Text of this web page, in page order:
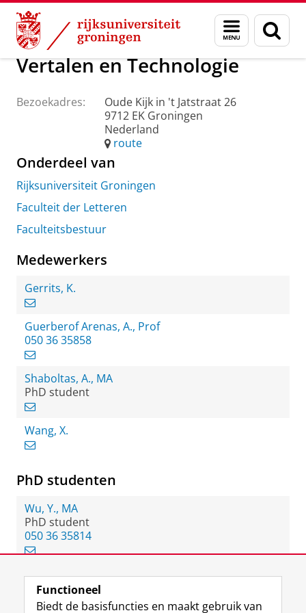
Skip
Content
Skip
Navigation
Menu
en
zoeken
Over ons Praktische zaken Waar vindt u ons
Vertalen en Technologie
Bezoekadres:
Oude Kijk in 't Jatstraat 26
9712 EK Groningen
Nederland
route
Onderdeel van
Rijksuniversiteit Groningen
Faculteit der Letteren
Faculteitsbestuur
Medewerkers
Gerrits, K.
Guerberof Arenas, A., Prof
050 36 35858
Shaboltas, A., MA
PhD student
Wang, X.
PhD studenten
Wu, Y., MA
PhD student
050 36 35814
View this page in:English
Functioneel
Biedt de basisfuncties en maakt gebruik van